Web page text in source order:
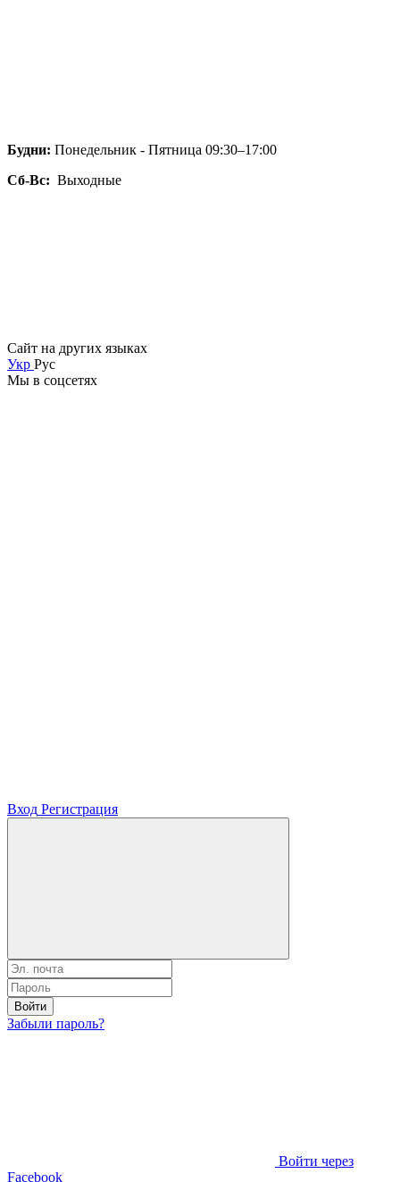
Будни: Понедельник - Пятница 09:30–17:00
Сб-Вс: Выходные
Сайт на других языках
Укр Рус
Мы в соцсетях
Вход Регистрация
Войти
Забыли пароль?
Войти через
Facebook